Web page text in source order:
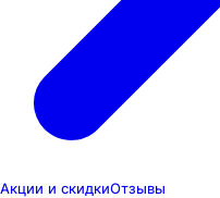
Акции и скидкиОтзывы